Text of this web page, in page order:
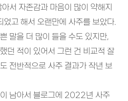
서 자존감과 마음이 많이 약해지
었고 해서 오랜만에 사주를 보았다.
말을 더 많이 들을 수도 있지만,
던 적이 있어서 그런 건 비교적 잘
전반적으로 사주 결과가 작년 보
남아서 블로그에 2022년 사주